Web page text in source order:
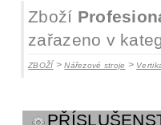
Zboží
zařazeno v
ZBOŽÍ >Nářezové stroje >